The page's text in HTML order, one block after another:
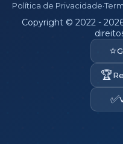
Política de Privacidade·
Copyright © 2022 -
⭐
🏆
✅